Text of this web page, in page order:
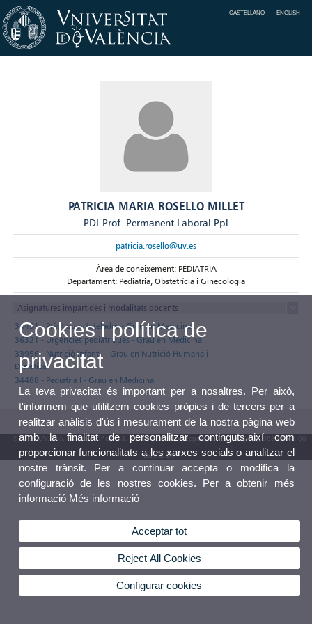
CASTELLANO ENGLISH
PATRICIA MARIA ROSELLO MILLET
PDI-Prof. Permanent Laboral Ppl
patricia.rosello@uv.es
Àrea de coneixement: PEDIATRIA
Departament: Pediatria, Obstetrícia i Ginecologia
Asignatures impartides i modalitats docents
34491 - Pràctiques tutelades - Grau en Medicina
36321 - Urgències pediàtriques - Grau en Medicina
33956 - Nutrició Infantil - Grau en Nutrició Humana i
Dietètica
34488 - Pediatría I - Grau en Medicina
© 2026 UV. - Av. Blasco Ibáñez, 13. 46010 València. Espanya. Tel. UV: (+34) 963 86 41 00
Bústia UV
Cookies i política de
privacitat
La teva privacitat és important per a nosaltres. Per això,
t'informem que utilitzem cookies pròpies i de tercers per a
realitzar anàlisis d'ús i mesurament de la nostra pàgina web
amb la finalitat de personalitzar continguts,així com
proporcionar funcionalitats a les xarxes socials o analitzar el
nostre trànsit. Per a continuar accepta o modifica la
configuració de les nostres cookies. Per a obtenir més
informació Més informació
Acceptar tot
Reject All Cookies
Configurar cookies